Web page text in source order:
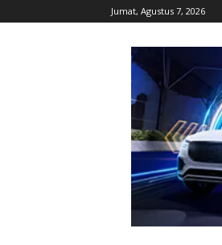
Jumat, Agustus 7, 2026